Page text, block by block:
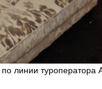
линии туроператора